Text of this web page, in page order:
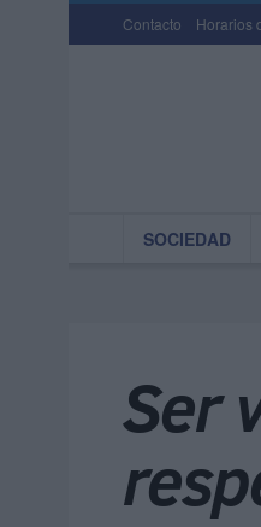
Contacto Horarios
SOCIEDAD
Ser